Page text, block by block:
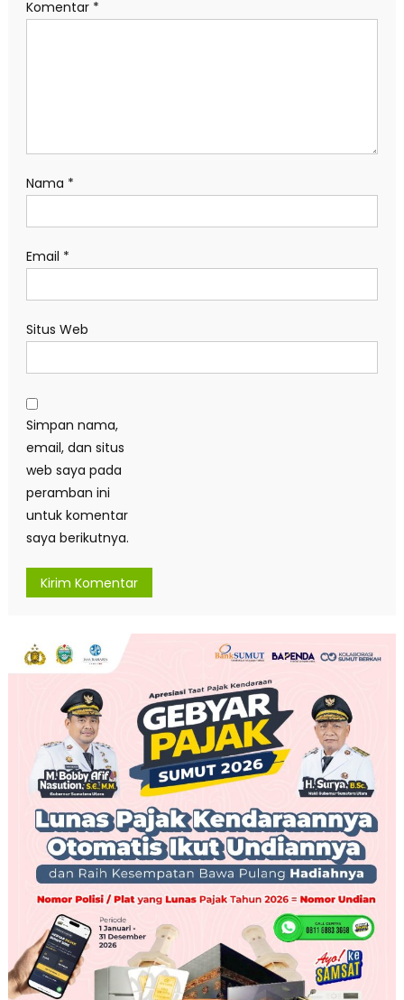
Komentar *
Nama *
Email *
Situs Web
Simpan nama,
email, dan situs
web saya pada
peramban ini
untuk komentar
saya berikutnya.